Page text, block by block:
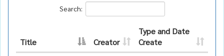
Search:
Title Creator
Type and Date
Create